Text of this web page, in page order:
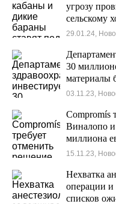
угрозу
сельскому
29.01.24,
30
материалы
03.11.23,
Compromís
Виналопо и
миллиона
15.11.23,
Нехватка
операции и
списков